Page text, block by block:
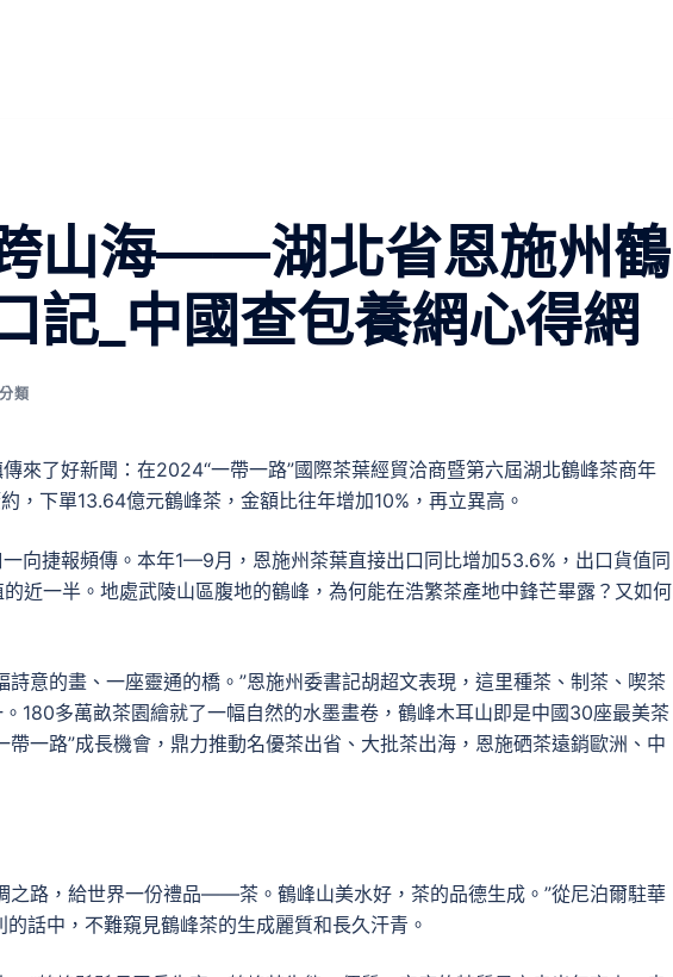
山海——湖北省恩施州鶴
記_中國查包養網心得網
類
來了好新聞：在2024“一帶一路”國際茶葉經貿洽商暨第六屆湖北鶴峰茶商年
，下單13.64億元鶴峰茶，金額比往年增加10%，再立異高。
向捷報頻傳。本年1—9月，恩施州茶葉直接出口同比增加53.6%，出口貨值同
近一半。地處武陵山區腹地的鶴峰，為何能在浩繁茶產地中鋒芒畢露？又如何
詩意的畫、一座靈通的橋。”恩施州委書記胡超文表現，這里種茶、制茶、喫茶
180多萬畝茶園繪就了一幅自然的水墨畫卷，鶴峰木耳山即是中國30座最美茶
帶一路”成長機會，鼎力推動名優茶出省、大批茶出海，恩施硒茶遠銷歐洲、中
之路，給世界一份禮品——茶。鶴峰山美水好，茶的品德生成。”從尼泊爾駐華
話中，不難窺見鶴峰茶的生成麗質和長久汗青。